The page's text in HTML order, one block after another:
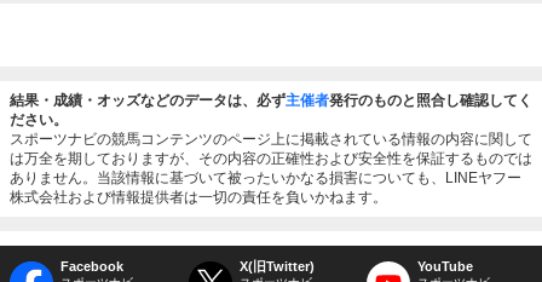
結果・成績・オッズなどのデータは、必ず主催者発行のものと照合し確認してく
ださい。
スポーツナビの競馬コンテンツのページ上に掲載されている情報の内容に関して
は万全を期しておりますが、その内容の正確性および安全性を保証するものでは
ありません。当該情報に基づいて被ったいかなる損害についても、LINEヤフー
株式会社および情報提供者は一切の責任を負いかねます。
Facebook X(旧Twitter) YouTube